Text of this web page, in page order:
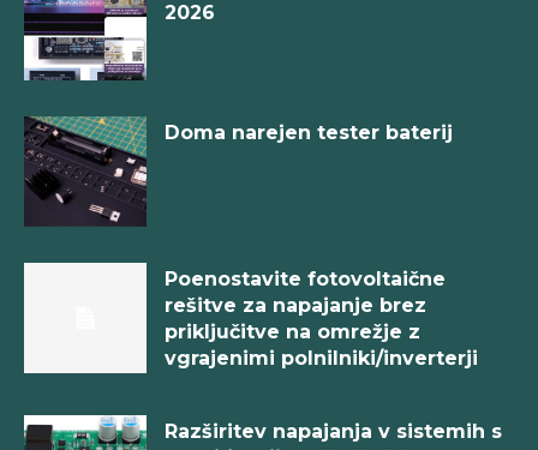
2026
Doma narejen tester baterij
Poenostavite fotovoltaične
rešitve za napajanje brez
priključitve na omrežje z
vgrajenimi polnilniki/inverterji
Razširitev napajanja v sistemih s